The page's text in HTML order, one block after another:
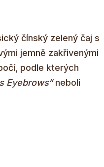
čínský zelený čaj s
jemně zakřivenými
podle kterých
Eyebrows“neboli